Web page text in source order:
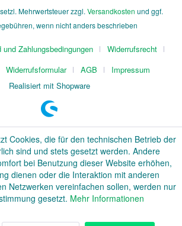
Mehrwertsteuer zzgl. Versandkosten und ggf.
wenn nicht anders beschrieben
und Zahlungsbedingungen
Widerrufsrecht
Widerrufsformular AGB
Impressum
Realisiert mit Shopware
Cookies, die für den technischen Betrieb der
sind und stets gesetzt werden. Andere
bei Benutzung dieser Website erhöhen,
dienen oder die Interaktion mit anderen
Netzwerken vereinfachen sollen, werden nur
gesetzt. Mehr Informationen